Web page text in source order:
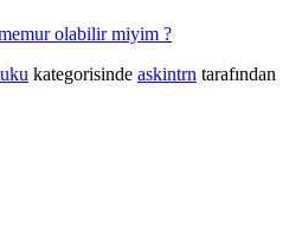
olabilir miyim ?
kategorisinde askintrn tarafından